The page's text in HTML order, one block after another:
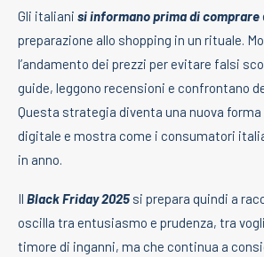
Gli italiani si informano prima di comprare
preparazione allo shopping in un rituale.
l’andamento dei prezzi per evitare falsi
guide, leggono recensioni e confrontano
Questa strategia diventa una nuova forma
digitale e mostra come i consumatori
in anno.
Il Black Friday 2025 si prepara quindi a
oscilla tra entusiasmo e prudenza, tra
timore di inganni, ma che continua a